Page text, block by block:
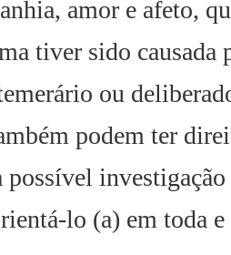
amor e afeto,
tiver sido
ou
podem ter
possível
lo (a) em toda